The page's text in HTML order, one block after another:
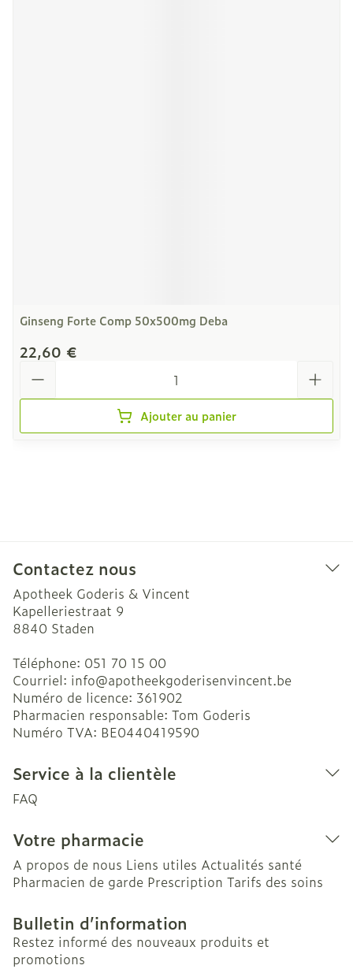
Ginseng Forte Comp 50x500mg Deba
22,60 €
Ajouter au panier
Contactez nous
Apotheek Goderis & Vincent
Kapelleriestraat 9
8840 Staden
Téléphone: 051 70 15 00
Courriel: info@apotheekgoderisenvincent.be
Numéro de licence: 361902
Pharmacien responsable: Tom Goderis
Numéro TVA: BE0440419590
Service à la clientèle
FAQ
Votre pharmacie
A propos de nous Liens utiles Actualités santé
Pharmacien de garde Prescription Tarifs des soins
Bulletin d’information
Restez informé des nouveaux produits et
promotions